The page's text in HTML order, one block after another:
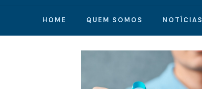
HOME QUEM SOMOS NOTÍCIAS